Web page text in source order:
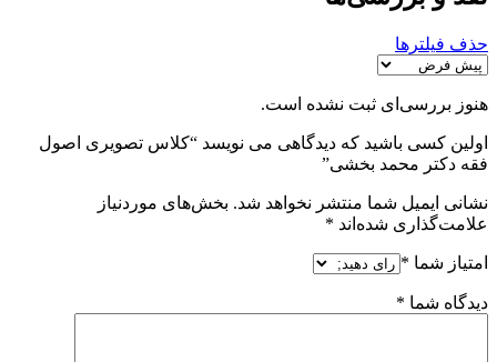
حذف فیلترها
هنوز بررسی‌ای ثبت نشده است.
اولین کسی باشید که دیدگاهی می نویسد “کلاس تصویری اصول
فقه دکتر محمد بخشی”
نشانی ایمیل شما منتشر نخواهد شد. بخش‌های موردنیاز
علامت‌گذاری شده‌اند *
امتیاز شما *
دیدگاه شما *